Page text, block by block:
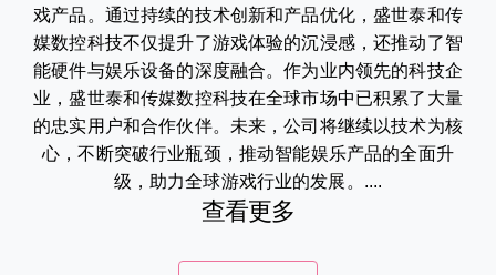
戏产品。通过持续的技术创新和产品优化，盛世泰和传
媒数控科技不仅提升了游戏体验的沉浸感，还推动了智
能硬件与娱乐设备的深度融合。作为业内领先的科技企
业，盛世泰和传媒数控科技在全球市场中已积累了大量
的忠实用户和合作伙伴。未来，公司将继续以技术为核
心，不断突破行业瓶颈，推动智能娱乐产品的全面升
级，助力全球游戏行业的发展。....
查看更多